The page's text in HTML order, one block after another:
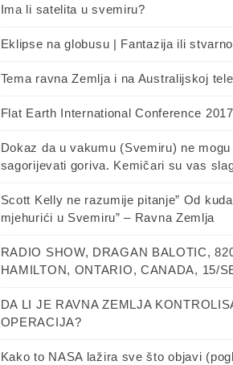
EKSPERIMENTI
ZAKRIVLJENOSTI
FLAT EARTH
- RAVNA
Ima li satelita u svemiru?
Eklipse na globusu | Fantazija ili
Tema ravna Zemlja i na Australijskoj
Flat Earth International Conference 2017
Dokaz da u vakumu (Svemiru) ne mogu
sagorijevati goriva. Kemičari su vas
Scott Kelly ne razumije pitanje” Od kuda
mjehurići u Svemiru” – Ravna Zemlja
RADIO SHOW, DRAGAN BALOTIC,
HAMILTON, ONTARIO, CANADA, 15/
DA LI JE RAVNA ZEMLJA
OPERACIJA?
Kako to NASA lažira sve što objavi